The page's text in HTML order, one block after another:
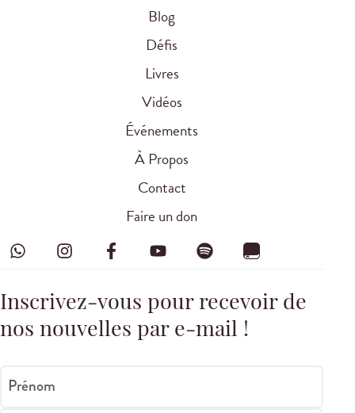
Blog
Défis
Livres
Vidéos
Événements
À Propos
Contact
Faire un don
Inscrivez-vous pour recevoir de
nos nouvelles par e-mail !
Prénom